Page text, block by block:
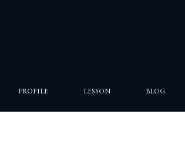
PROFILE LESSON BLOG